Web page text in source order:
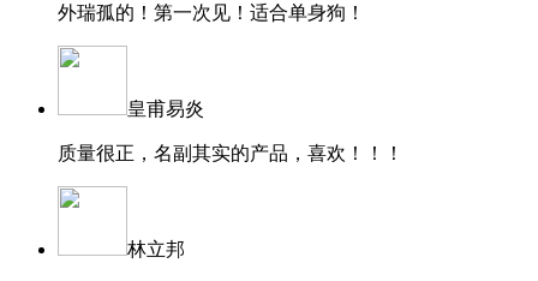
外瑞孤的！第一次见！适合单身狗！
皇甫易炎
质量很正，名副其实的产品，喜欢！！！
林立邦